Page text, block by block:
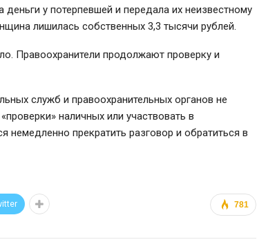
у потерпевшей и передала их неизвестному
лишилась собственных 3,3 тысячи рублей.
Правоохранители продолжают проверку и
служб и правоохранительных органов не
наличных или участвовать в
немедленно прекратить разговор и обратиться в
781